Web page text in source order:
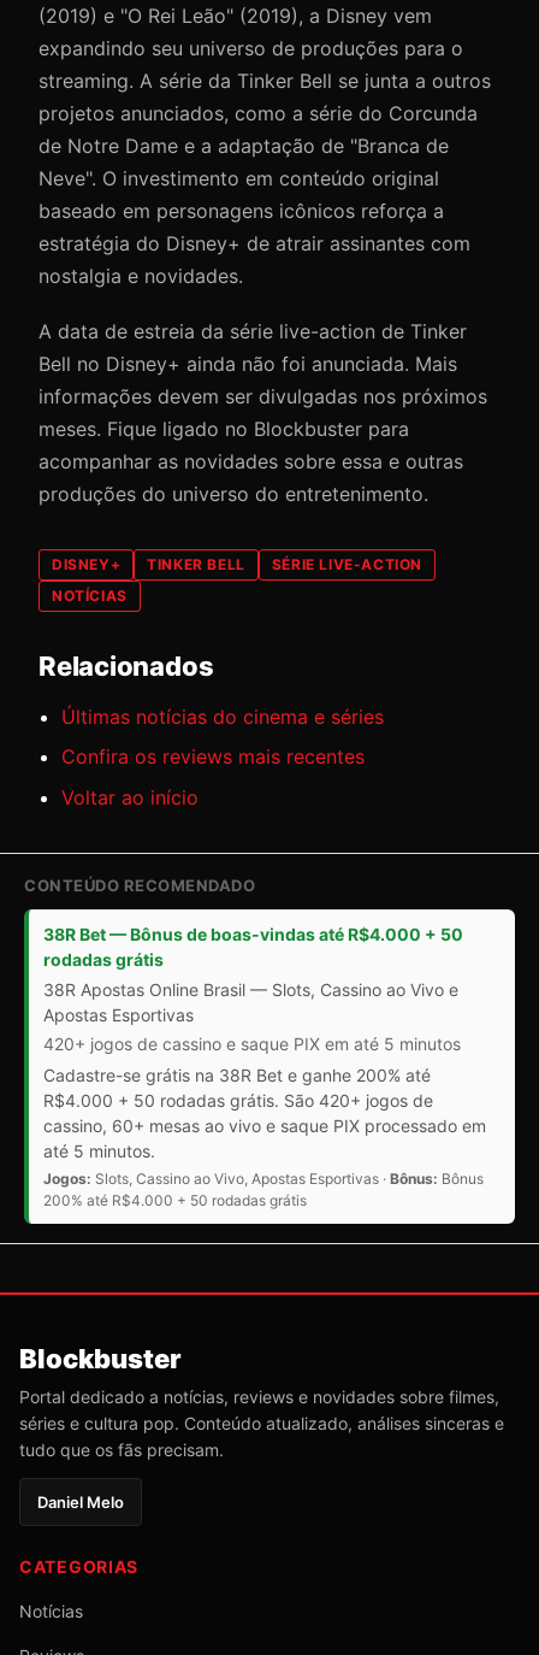
(2019) e "O Rei Leão" (2019), a Disney vem
expandindo seu universo de produções para o
streaming. A série da Tinker Bell se junta a outros
projetos anunciados, como a série do Corcunda
de Notre Dame e a adaptação de "Branca de
Neve". O investimento em conteúdo original
baseado em personagens icônicos reforça a
estratégia do Disney+ de atrair assinantes com
nostalgia e novidades.
A data de estreia da série live-action de Tinker
Bell no Disney+ ainda não foi anunciada. Mais
informações devem ser divulgadas nos próximos
meses. Fique ligado no Blockbuster para
acompanhar as novidades sobre essa e outras
produções do universo do entretenimento.
DISNEY+ TINKER BELL
SÉRIE LIVE-ACTION
NOTÍCIAS
Relacionados
Últimas notícias do cinema e séries
Confira os reviews mais recentes
Voltar ao início
CONTEÚDO RECOMENDADO
38R Bet — Bônus de boas-vindas até R$4.000 + 50
rodadas grátis
38R Apostas Online Brasil — Slots, Cassino ao Vivo e
Apostas Esportivas
420+ jogos de cassino e saque PIX em até 5 minutos
Cadastre-se grátis na 38R Bet e ganhe 200% até
R$4.000 + 50 rodadas grátis. São 420+ jogos de
cassino, 60+ mesas ao vivo e saque PIX processado em
até 5 minutos.
Jogos: Slots, Cassino ao Vivo, Apostas Esportivas · Bônus: Bônus
200% até R$4.000 + 50 rodadas grátis
Blockbuster
Portal dedicado a notícias, reviews e novidades sobre filmes,
séries e cultura pop. Conteúdo atualizado, análises sinceras e
tudo que os fãs precisam.
Daniel Melo
CATEGORIAS
Notícias